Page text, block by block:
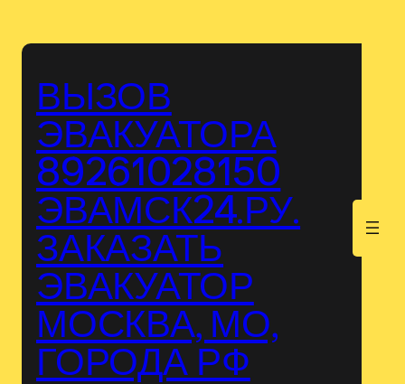
ВЫЗОВ
ЭВАКУАТОРА
89261028150
ЭВАМСК24.РУ.
ЗАКАЗАТЬ
ЭВАКУАТОР
МОСКВА, МО,
ГОРОДА РФ